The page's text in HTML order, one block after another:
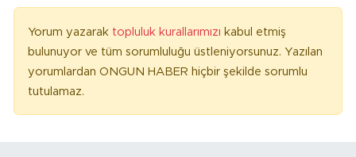
Yorum yazarak topluluk kurallarımızı kabul etmiş
bulunuyor ve tüm sorumluluğu üstleniyorsunuz. Yazılan
yorumlardan ONGUN HABER hiçbir şekilde sorumlu
tutulamaz.